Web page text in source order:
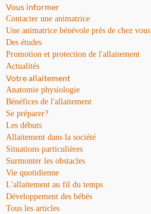
Vous informer
Contacter une animatrice
Une animatrice bénévole près de chez vous
Des études
Promotion et protection de l'allaitement
Actualités
Votre allaitement
Anatomie physiologie
Bénéfices de l'allaitement
Se préparer?
Les débuts
Allaitement dans la société
Situations particulières
Surmonter les obstacles
Vie quotidienne
L'allaitement au fil du temps
Développement des bébés
Tous les articles